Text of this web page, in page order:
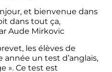
et bienvenue dans
dans tout ça,
Aude Mirkovic
les élèves de
un test d’anglais,
». Ce test est